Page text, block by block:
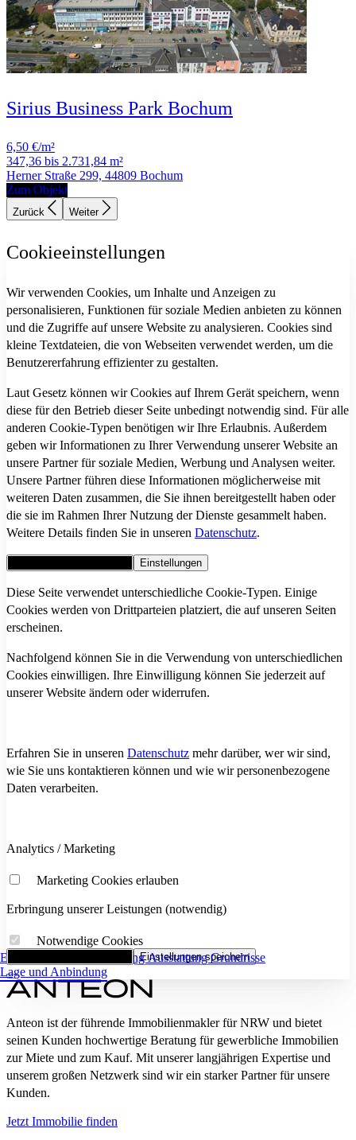
Eckdaten FlächenaufstellungAusstattungGrundrisse
Lage und Anbindung
Sirius Business Park Bochum
6,50 €/m²
347,36 bis 2.731,84 m²
Herner Straße 299, 44809 Bochum
Zum Objekt
Zurück Weiter
Cookieeinstellungen
Wir verwenden Cookies, um Inhalte und Anzeigen zu
personalisieren, Funktionen für soziale Medien anbieten zu können
und die Zugriffe auf unsere Website zu analysieren. Cookies sind
kleine Textdateien, die von Webseiten verwendet werden, um die
Benutzererfahrung effizienter zu gestalten.
Laut Gesetz können wir Cookies auf Ihrem Gerät speichern, wenn
diese für den Betrieb dieser Seite unbedingt notwendig sind. Für alle
anderen Cookie-Typen benötigen wir Ihre Erlaubnis. Außerdem
geben wir Informationen zu Ihrer Verwendung unserer Website an
unsere Partner für soziale Medien, Werbung und Analysen weiter.
Unsere Partner führen diese Informationen möglicherweise mit
weiteren Daten zusammen, die Sie ihnen bereitgestellt haben oder
die sie im Rahmen Ihrer Nutzung der Dienste gesammelt haben.
Weitere Details finden Sie in unseren Datenschutz.
Einstellungen
Diese Seite verwendet unterschiedliche Cookie-Typen. Einige
Cookies werden von Drittparteien platziert, die auf unseren Seiten
erscheinen.
Nachfolgend können Sie in die Verwendung von unterschiedlichen
Cookies einwilligen. Ihre Einwilligung können Sie jederzeit auf
unserer Website ändern oder widerrufen.
Erfahren Sie in unseren Datenschutz mehr darüber, wer wir sind,
wie Sie uns kontaktieren können und wie wir personenbezogene
Daten verarbeiten.
Analytics / Marketing
Marketing Cookies erlauben
Erbringung unserer Leistungen (notwendig)
Notwendige Cookies
Einstellungen speichern
Anteon ist der führende Immobilienmakler für NRW und bietet
seinen Kunden hochwertige Beratung für gewerbliche Immobilien
zur Miete und zum Kauf. Mit unserer langjährigen Expertise und
unserem großen Netzwerk sind wir ein starker Partner für unsere
Kunden.
Jetzt Immobilie finden